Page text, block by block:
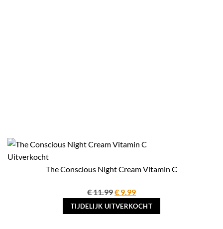
Uitverkocht
The Conscious Night Cream Vitamin C
€11.99Oorspronkelijke
prijs
was:
€ 9.99Huidige
prijs
is:
TIJDELIJK UITVERKOCHT